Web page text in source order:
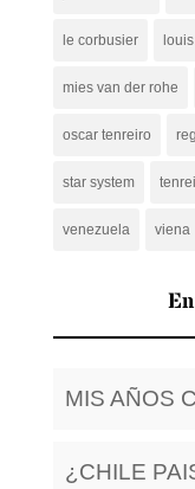
le corbusier
mies van der rohe
oscar tenreiro
star system
venezuela viena
MIS AÑOS
¿CHILE